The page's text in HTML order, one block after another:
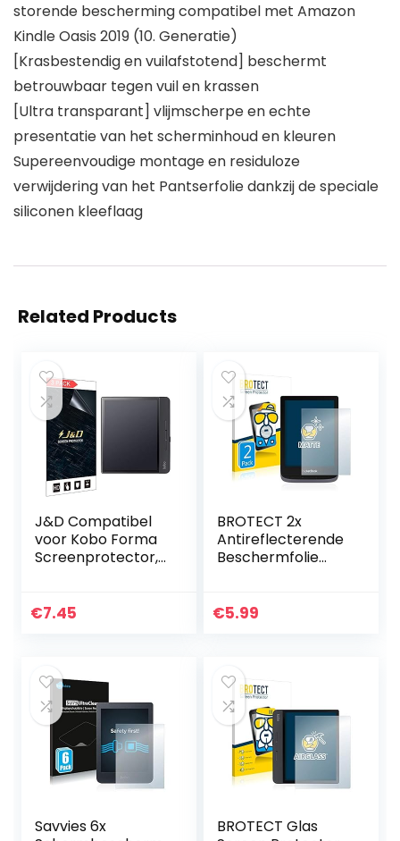
storende bescherming compatibel met Amazon
Kindle Oasis 2019 (10. Generatie)
[Krasbestendig en vuilafstotend] beschermt
betrouwbaar tegen vuil en krassen
[Ultra transparant] vlijmscherpe en echte
presentatie van het scherminhoud en kleuren
Supereenvoudige montage en residuloze
verwijdering van het Pantserfolie dankzij de speciale
siliconen kleeflaag
Related Products
J&D Compatibel
voor Kobo Forma
Screenprotector,
Dekking Mat Film
€7.45
BROTECT 2x
Antireflecterende
Beschermfolie
HD 3 Anti-Glare
€5.99
Savvies 6x
BROTECT Glas